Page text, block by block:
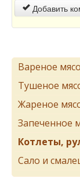
Добавить
Вареное мясо
Тушеное
Жареное
Запеченное
Котлеты,
Сало и